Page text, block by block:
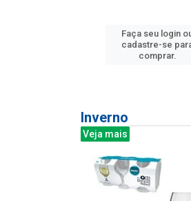
Faça seu login
cadastre-se
comprar.
Inverno
Veja mais